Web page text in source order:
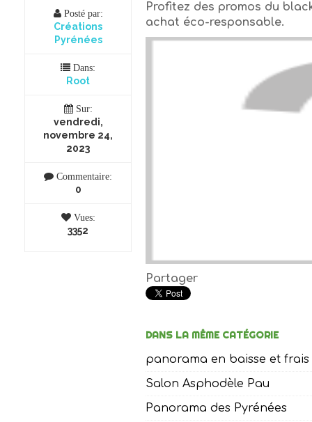
Posté par:
Créations
Pyrénées
Dans:
Root
Sur:
vendredi,
novembre 24,
2023
Commentaire:
0
Vues:
3352
Profitez des promos du
achat éco-responsable.
Partager
DANS LA MÊME CATÉGORIE
panorama en baisse et
Salon Asphodèle Pau
Panorama des Pyrénées